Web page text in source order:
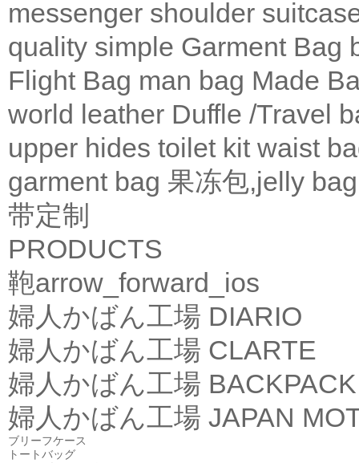
messenger shoulder
quality simple Garment Bag
Flight Bag man bag Made
world leather Duffle /Travel
upper hides toilet kit waist
garment bag 果冻包,jelly bag
带定制
PRODUCTS
鞄arrow_forward_ios
婦人かばん工場 DIARIO
婦人かばん工場 CLARTE
婦人かばん工場 BACKPACK
婦人かばん工場 JAPAN
ブリーフケース
トートバッグ